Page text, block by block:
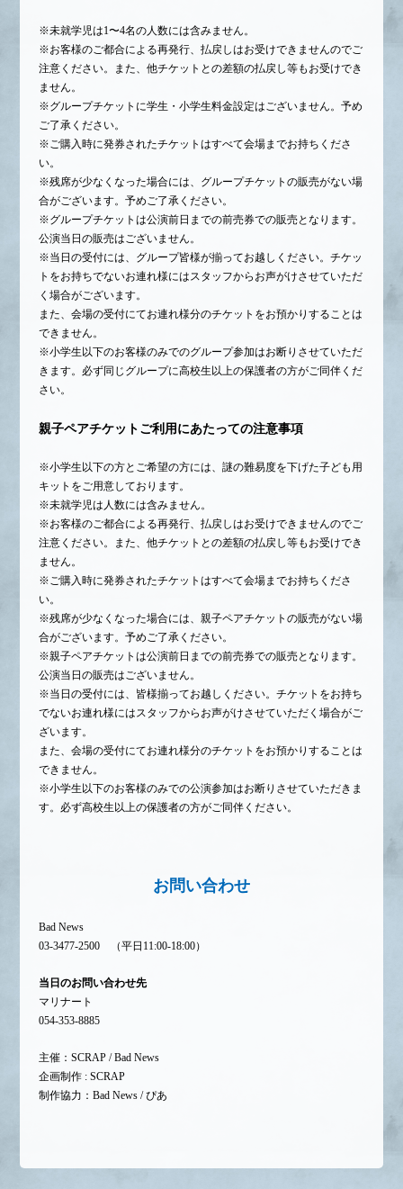
※未就学児は1〜4名の人数には含みません。
※お客様のご都合による再発行、払戻しはお受けできませんのでご
注意ください。また、他チケットとの差額の払戻し等もお受けでき
ません。
※グループチケットに学生・小学生料金設定はございません。予め
ご了承ください。
※ご購入時に発券されたチケットはすべて会場までお持ちくださ
い。
※残席が少なくなった場合には、グループチケットの販売がない場
合がございます。予めご了承ください。
※グループチケットは公演前日までの前売券での販売となります。
公演当日の販売はございません。
※当日の受付には、グループ皆様が揃ってお越しください。チケッ
トをお持ちでないお連れ様にはスタッフからお声がけさせていただ
く場合がございます。
また、会場の受付にてお連れ様分のチケットをお預かりすることは
できません。
※小学生以下のお客様のみでのグループ参加はお断りさせていただ
きます。必ず同じグループに高校生以上の保護者の方がご同伴くだ
さい。
親子ペアチケットご利用にあたっての注意事項
※小学生以下の方とご希望の方には、謎の難易度を下げた子ども用
キットをご用意しております。
※未就学児は人数には含みません。
※お客様のご都合による再発行、払戻しはお受けできませんのでご
注意ください。また、他チケットとの差額の払戻し等もお受けでき
ません。
※ご購入時に発券されたチケットはすべて会場までお持ちくださ
い。
※残席が少なくなった場合には、親子ペアチケットの販売がない場
合がございます。予めご了承ください。
※親子ペアチケットは公演前日までの前売券での販売となります。
公演当日の販売はございません。
※当日の受付には、皆様揃ってお越しください。チケットをお持ち
でないお連れ様にはスタッフからお声がけさせていただく場合がご
ざいます。
また、会場の受付にてお連れ様分のチケットをお預かりすることは
できません。
※小学生以下のお客様のみでの公演参加はお断りさせていただきま
す。必ず高校生以上の保護者の方がご同伴ください。
お問い合わせ
Bad News
03-3477-2500 （平日11:00-18:00）
当日のお問い合わせ先
マリナート
054-353-8885
主催：SCRAP / Bad News
企画制作 : SCRAP
制作協力：Bad News / ぴあ